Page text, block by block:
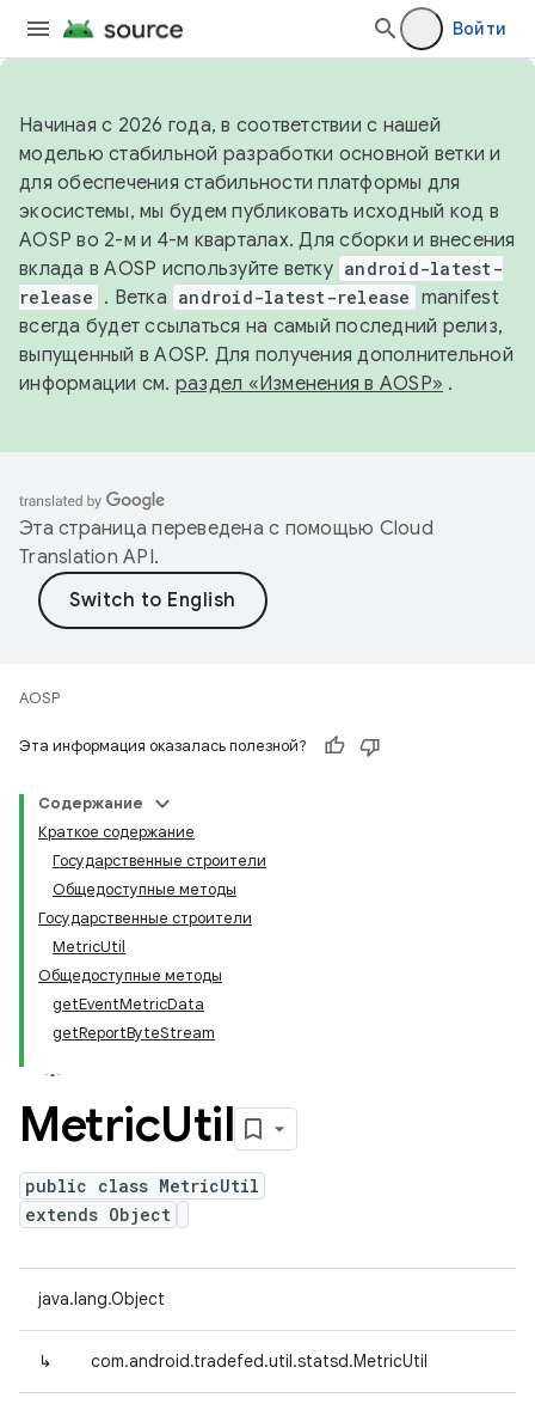
Войти
Начиная с 2026 года, в соответствии с нашей
моделью стабильной разработки основной ветки и
для обеспечения стабильности платформы для
экосистемы, мы будем публиковать исходный код в
AOSP во 2-м и 4-м кварталах. Для сборки и внесения
вклада в AOSP используйте ветку android-latest-
release . Ветка android-latest-release manifest
всегда будет ссылаться на самый последний релиз,
выпущенный в AOSP. Для получения дополнительной
информации см. раздел «Изменения в AOSP» .
Эта страница переведена с помощью Cloud
Translation API.
AOSP
Эта информация оказалась полезной?
Содержание
Краткое содержание
Государственные строители
Общедоступные методы
Государственные строители
MetricUtil
Общедоступные методы
getEventMetricData
getReportByteStream
MetricUtil
public class MetricUtil
extends Object
java.lang.Object
↳ com.android.tradefed.util.statsd.MetricUtil